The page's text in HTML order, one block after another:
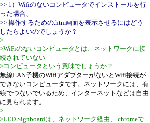
>> 1）Wifiのないコンピュータでインストールを行
った場合、
>> 操作するための.htm画面を表示させるにはどう
したらよいのでしょうか？
>
>WiFiのないコンピュータとは、ネットワークに接
続されていない
>コンピュータという意味でしょうか？
無線LAN子機のWifiアダプターがないとWifi接続が
できないコンピュータです。ネットワークには、有
線でつないでいるため、インターネットなどは自由
に見られます。
>
>LED Signboardは、ネットワーク経由、 chromeで